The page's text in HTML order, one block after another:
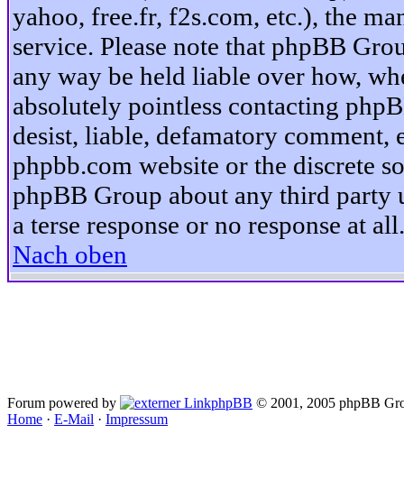
yahoo, free.fr, f2s.com, etc.), the
service. Please note that phpBB
any way be held liable over how,
absolutely pointless contacting
desist, liable, defamatory
phpbb.com website or the discrete
phpBB Group about any third party
a terse response or no response at all.
Nach oben
Forum powered by phpBB © 2001, 2005 phpBB
Home · E-Mail · Impressum